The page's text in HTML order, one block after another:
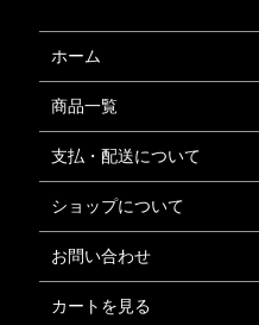
ホーム
商品一覧
支払・配送について
ショップについて
お問い合わせ
カートを見る